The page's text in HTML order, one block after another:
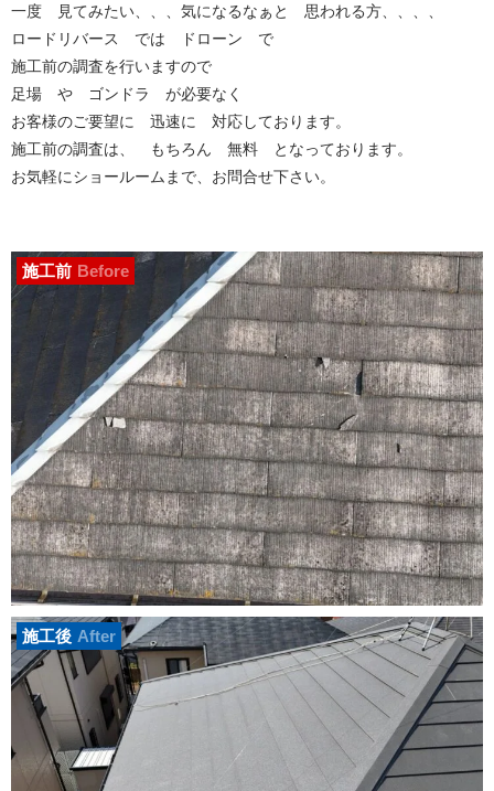
一度 見てみたい、、、気になるなぁと 思われる方、、、、
ロードリバース では ドローン で
施工前の調査を行いますので
足場 や ゴンドラ が必要なく
お客様のご要望に 迅速に 対応しております。
施工前の調査は、 もちろん 無料 となっております。
お気軽にショールームまで、お問合せ下さい。
施工前 Before
施工後 After